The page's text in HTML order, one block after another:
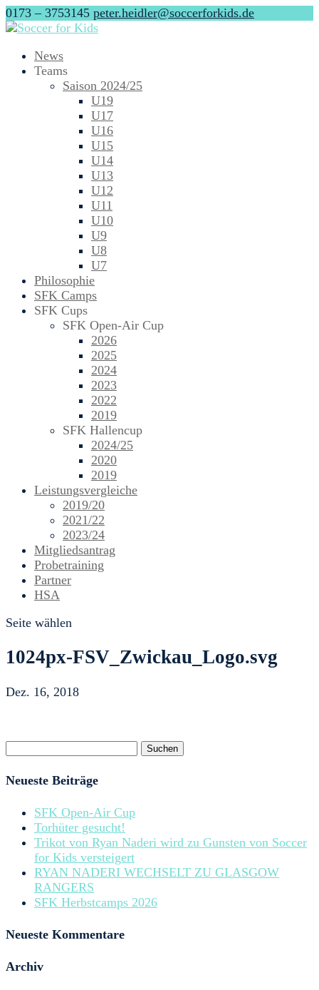
0173 – 3753145 peter.heidler@soccerforkids.de
News
Teams
Saison 2024/25
U19
U17
U16
U15
U14
U13
U12
U11
U10
U9
U8
U7
Philosophie
SFK Camps
SFK Cups
SFK Open-Air Cup
2026
2025
2024
2023
2022
2019
SFK Hallencup
2024/25
2020
2019
Leistungsvergleiche
2019/20
2021/22
2023/24
Mitgliedsantrag
Probetraining
Partner
HSA
Seite wählen
1024px-FSV_Zwickau_Logo.svg
Dez. 16, 2018
Suchen
Neueste Beiträge
SFK Open-Air Cup
Torhüter gesucht!
Trikot von Ryan Naderi wird zu Gunsten von Soccer
for Kids versteigert
RYAN NADERI WECHSELT ZU GLASGOW
RANGERS
SFK Herbstcamps 2026
Neueste Kommentare
Archiv